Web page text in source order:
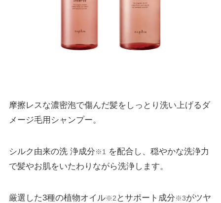
摩擦レスな濃密泡で傷んだ髪をしっとり洗い上げるダ
メージ毛用シャンプー。
シルク由来の洗 浄成分 ※1
を配合し、穏やかな洗浄力
で髪やお肌をいたわりながら洗浄します。
厳選した3種の植物オイル※2 とサポート成分 ※3がツヤ